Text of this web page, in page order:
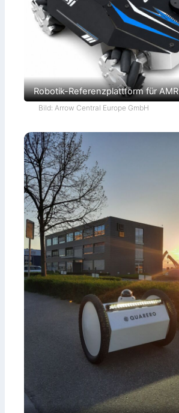
Robotik-Referenzplattform für AMR
Bild: Arrow Central Europe GmbH